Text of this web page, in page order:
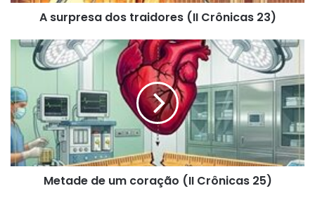
A surpresa dos traidores (II Crônicas 23)
Metade
coração
(II
Crônicas
25)
Metade de um coração (II Crônicas 25)